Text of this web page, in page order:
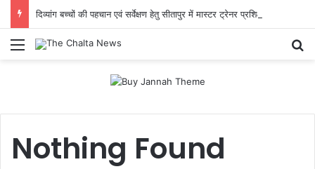
Menu
Nothing Found